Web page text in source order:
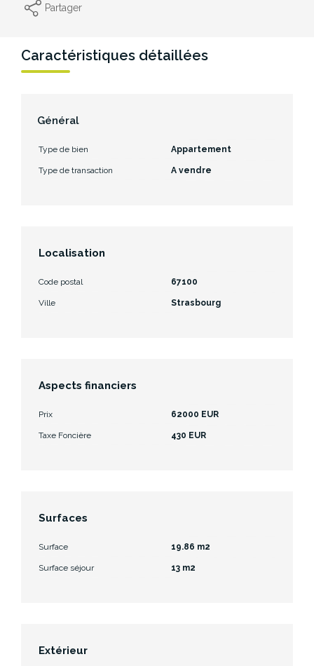
Partager
Caractéristiques détaillées
Général
Type de bien Appartement
Type de transaction A vendre
Localisation
Code postal 67100
Ville Strasbourg
Aspects financiers
Prix 62000 EUR
Taxe Foncière 430 EUR
Surfaces
Surface 19.86 m2
Surface séjour 13 m2
Extérieur